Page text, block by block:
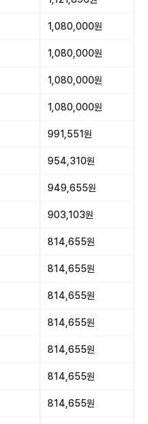
1,080,000원
1,080,000원
1,080,000원
1,080,000원
991,551원
954,310원
949,655원
903,103원
814,655원
814,655원
814,655원
814,655원
814,655원
814,655원
814,655원